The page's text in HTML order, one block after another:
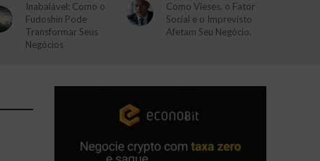
Inabalável: Como o
Fudoshin Pode
Transformar Seus
Negócios
Como Vieses, o Fator
Social e o Imprevisto
Afetam Seu Negócio.